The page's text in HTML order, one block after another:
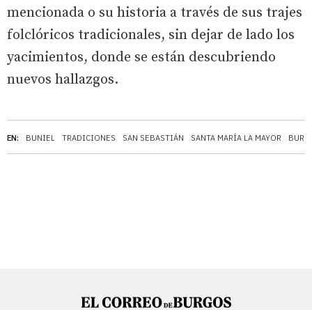
EN: BUNIEL TRADICIONES SAN SEBASTIÁN SANTA MARÍA LA MAYOR
mencionada o su historia a través de sus trajes
folclóricos tradicionales, sin dejar de lado los
yacimientos, donde se están descubriendo
nuevos hallazgos.